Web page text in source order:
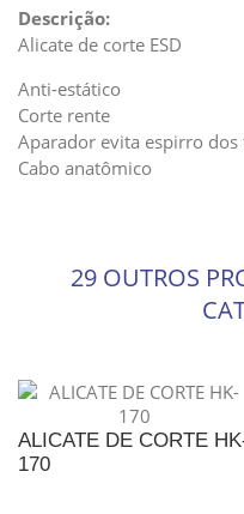
Descrição:
Alicate de corte ESD
Anti-estático
Corte rente
Aparador evita espirro
Cabo anatômico
29 OUTROS
ALICATE DE CORTE
170